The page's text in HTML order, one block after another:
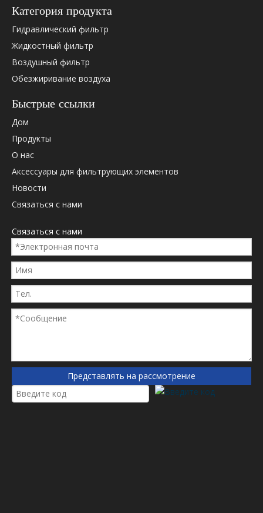
Категория продукта
Гидравлический фильтр
Жидкостный фильтр
Воздушный фильтр
Обезжиривание воздуха
Быстрые ссылки
Дом
Продукты
О нас
Аксессуары для фильтрующих элементов
Новости
Связаться с нами
Связаться с нами
Представлять на рассмотрение